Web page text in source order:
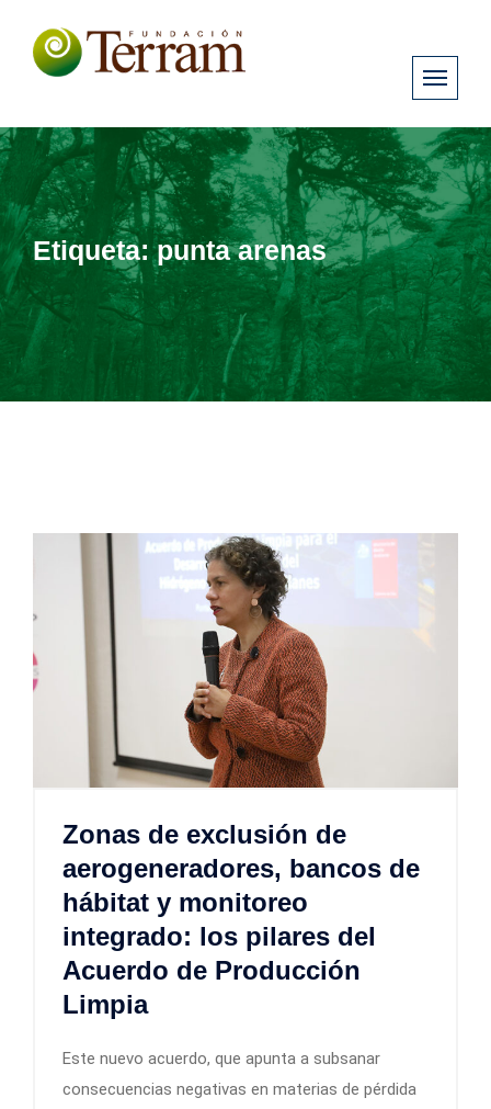
Etiqueta:punta arenas
Zonas de exclusión de
aerogeneradores, bancos de
hábitat y monitoreo
integrado: los pilares del
Acuerdo de Producción
Limpia
Este nuevo acuerdo, que apunta a subsanar
consecuencias negativas en materias de pérdida